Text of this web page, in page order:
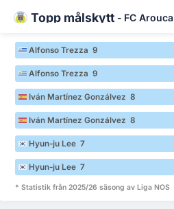
Topp målskytt - FC Arouca
Alfonso Trezza 9
Alfonso Trezza 9
Iván Martínez Gonzálvez 8
Iván Martínez Gonzálvez 8
Hyun-ju Lee 7
Hyun-ju Lee 7
* Statistik från 2025/26 säsong av Liga NOS